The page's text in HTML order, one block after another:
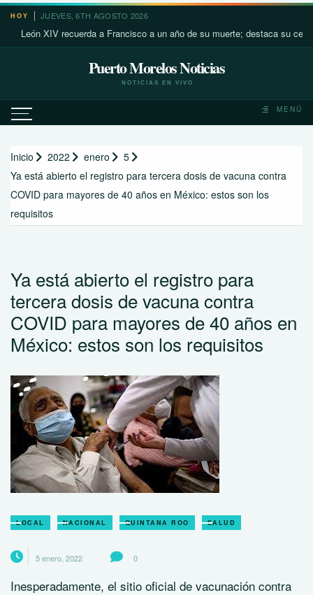
Saltar
contenido
HOY JUEVES, 6TH AGOSTO 2026
XIV recuerda a Francisco a un año de su muerte; destaca su cercanía
Puerto Morelos Noticias
NOTICIAS EN VIVO
MENÚ
Inicio 2022 enero
5
Ya está abierto el registro para tercera dosis de vacuna contra
COVID para mayores de 40 años en México: estos son los
requisitos
Ya está abierto el registro para
tercera dosis de vacuna contra
COVID para mayores de 40 años en
México: estos son los requisitos
LOCAL NACIONAL QUINTANA ROO SALUD
5 enero, 2022 0
Inesperadamente, el sitio oficial de vacunación contra